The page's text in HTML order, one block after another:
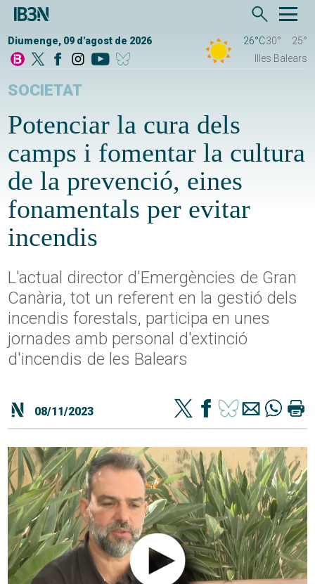
Diumenge, 09 d'agost de 2026 26°C30°
25°
Illes Balears
SOCIETAT
Potenciar la cura dels
camps i fomentar la cultura
de la prevenció, eines
fonamentals per evitar
incendis
L'actual director d'Emergències de Gran
Canària, tot un referent en la gestió dels
incendis forestals, participa en unes
jornades amb personal d'extinció
d'incendis de les Balears
08/11/2023